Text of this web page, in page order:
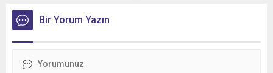
lojistik alanında faaliyet
gösteren Tur Transit
Lojistik’e 50 adet Mercedes-
teslimatı gerçekleştirdi.
Bir Yorum Yazın